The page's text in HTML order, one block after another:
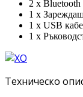
2 x
1 x
1 x USB
1 x
Техническо